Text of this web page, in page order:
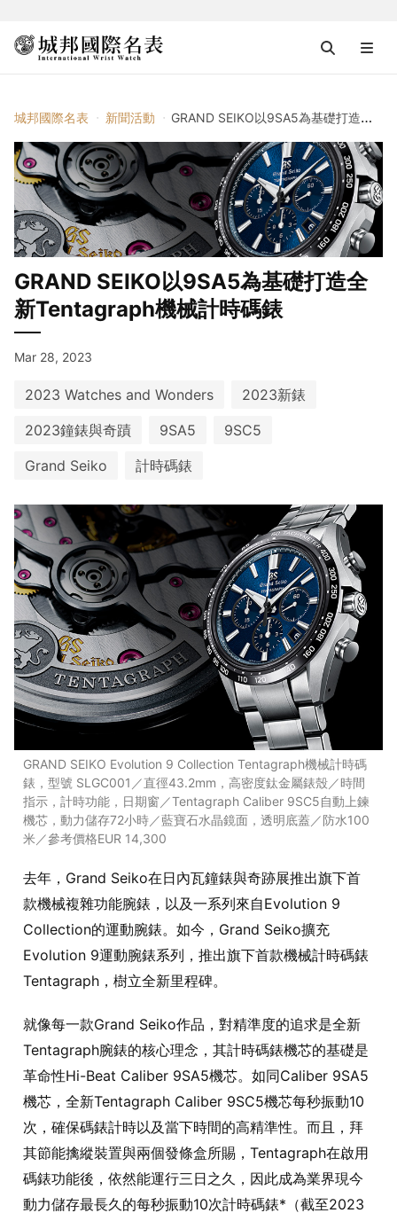
城邦國際名表 新聞活動 GRAND SEIKO以9SA5為基礎打造全新Tentagraph機械計時碼錶
GRAND SEIKO以9SA5為基礎打造全
新Tentagraph機械計時碼錶
Mar 28, 2023
2023 Watches and Wonders
2023新錶
2023鐘錶與奇蹟
9SA5
9SC5
Grand Seiko
計時碼錶
GRAND SEIKO Evolution 9 Collection Tentagraph機械計時碼
錶，型號 SLGC001／直徑43.2mm，高密度鈦金屬錶殼／時間
指示，計時功能，日期窗／Tentagraph Caliber 9SC5自動上鍊
機芯，動力儲存72小時／藍寶石水晶鏡面，透明底蓋／防水100
米／參考價格EUR 14,300
去年，Grand Seiko在日內瓦鐘錶與奇跡展推出旗下首
款機械複雜功能腕錶，以及一系列來自Evolution 9
Collection的運動腕錶。如今，Grand Seiko擴充
Evolution 9運動腕錶系列，推出旗下首款機械計時碼錶
Tentagraph，樹立全新里程碑。
就像每一款Grand Seiko作品，對精準度的追求是全新
Tentagraph腕錶的核心理念，其計時碼錶機芯的基礎是
革命性Hi-Beat Caliber 9SA5機芯。如同Caliber 9SA5
機芯，全新Tentagraph Caliber 9SC5機芯每秒振動10
次，確保碼錶計時以及當下時間的高精準性。而且，拜
其節能擒縱裝置與兩個發條盒所賜，Tentagraph在啟用
碼錶功能後，依然能運行三日之久，因此成為業界現今
動力儲存最長久的每秒振動10次計時碼錶*（截至2023